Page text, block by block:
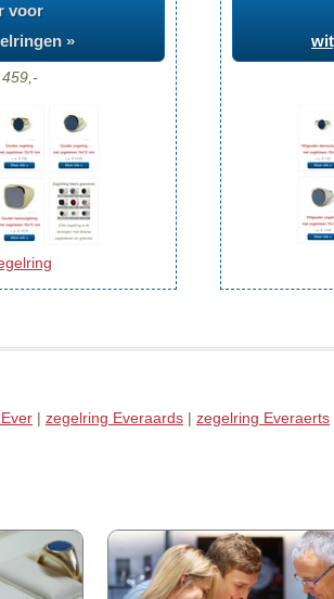
voor
»
| zegelring Everaards | zegelring Everaerts